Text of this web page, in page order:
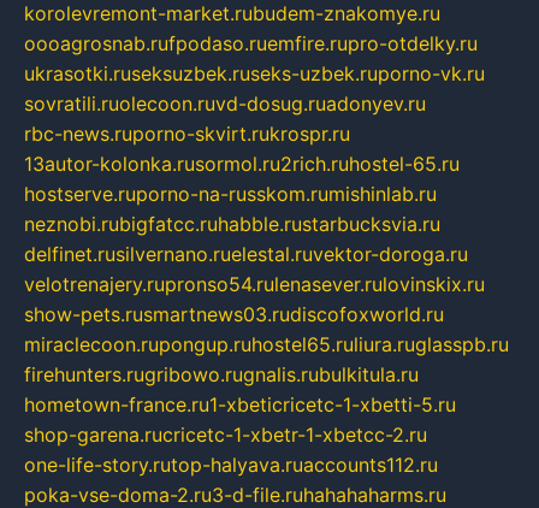
korolevremont-market.rubudem-znakomye.ru
oooagrosnab.rufpodaso.ruemfire.rupro-otdelky.ru
ukrasotki.ruseksuzbek.ruseks-uzbek.ruporno-vk.ru
sovratili.ruolecoon.ruvd-dosug.ruadonyev.ru
rbc-news.ruporno-skvirt.rukrospr.ru
13autor-kolonka.rusormol.ru2rich.ruhostel-65.ru
hostserve.ruporno-na-russkom.rumishinlab.ru
neznobi.rubigfatcc.ruhabble.rustarbucksvia.ru
delfinet.rusilvernano.ruelestal.ruvektor-doroga.ru
velotrenajery.rupronso54.rulenasever.rulovinskix.ru
show-pets.rusmartnews03.rudiscofoxworld.ru
miraclecoon.rupongup.ruhostel65.ruliura.ruglasspb.ru
firehunters.rugribowo.rugnalis.rubulkitula.ru
hometown-france.ru1-xbeticricetc-1-xbetti-5.ru
shop-garena.rucricetc-1-xbetr-1-xbetcc-2.ru
one-life-story.rutop-halyava.ruaccounts112.ru
poka-vse-doma-2.ru3-d-file.ruhahahaharms.ru